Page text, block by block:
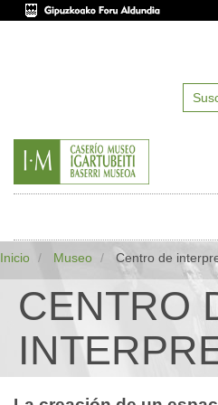
Inicio Museo Centro de
CENTRO